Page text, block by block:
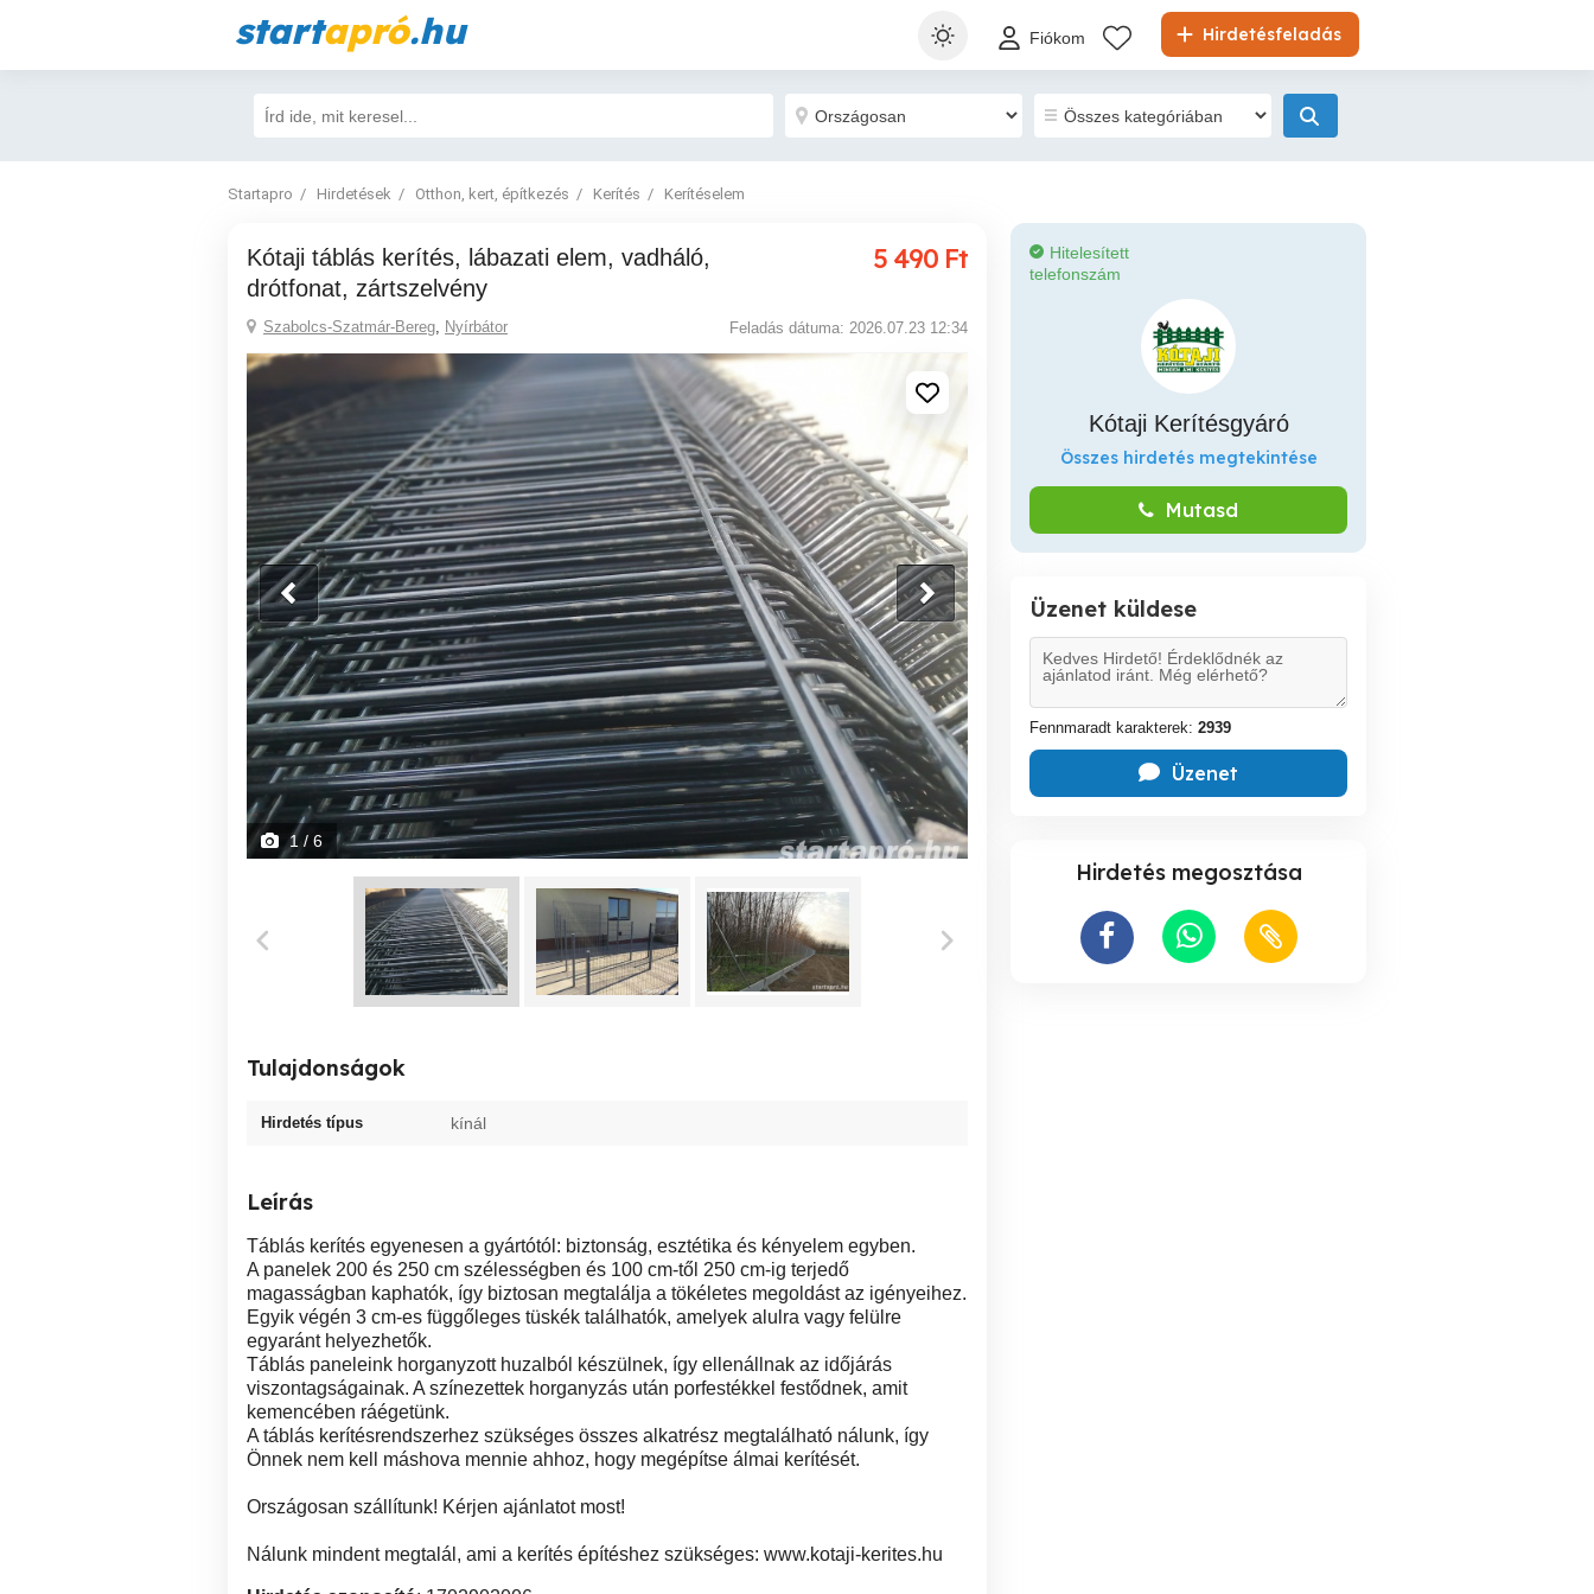
startapró.hu Hirdetésfeladás
Fiókom
Startapro Hirdetések Otthon, kert, építkezés Kerítés Kerítéselem
Kótaji táblás kerítés, lábazati elem, vadháló,
drótfonat, zártszelvény
5 490 Ft
Szabolcs-Szatmár-Bereg, Nyírbátor Feladás dátuma: 2026.07.23 12:34
1 / 6
Tulajdonságok
Hirdetés típus kínál
Leírás
Táblás kerítés egyenesen a gyártótól: biztonság, esztétika és kényelem egyben.
A panelek 200 és 250 cm szélességben és 100 cm-től 250 cm-ig terjedő
magasságban kaphatók, így biztosan megtalálja a tökéletes megoldást az igényeihez.
Egyik végén 3 cm-es függőleges tüskék találhatók, amelyek alulra vagy felülre
egyaránt helyezhetők.
Táblás paneleink horganyzott huzalból készülnek, így ellenállnak az időjárás
viszontagságainak. A színezettek horganyzás után porfestékkel festődnek, amit
kemencében ráégetünk.
A táblás kerítésrendszerhez szükséges összes alkatrész megtalálható nálunk, így
Önnek nem kell máshova mennie ahhoz, hogy megépítse álmai kerítését.
Országosan szállítunk! Kérjen ajánlatot most!
Nálunk mindent megtalál, ami a kerítés építéshez szükséges: www.kotaji-kerites.hu
Hitelesített
telefonszám
Kótaji Kerítésgyáró
Összes hirdetés megtekintése
Mutasd
Üzenet küldese
Fennmaradt karakterek: 2939
Üzenet
Hirdetés megosztása